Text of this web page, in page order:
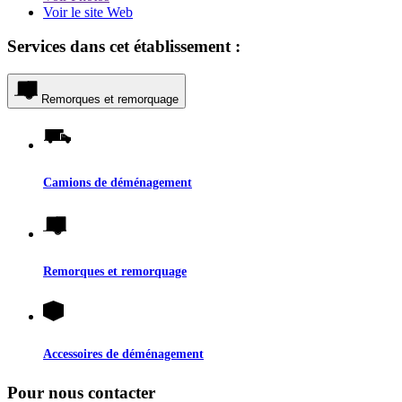
Voir le site Web
Services dans cet établissement :
Remorques et remorquage
Camions de déménagement
Remorques et remorquage
Accessoires de déménagement
Pour nous contacter